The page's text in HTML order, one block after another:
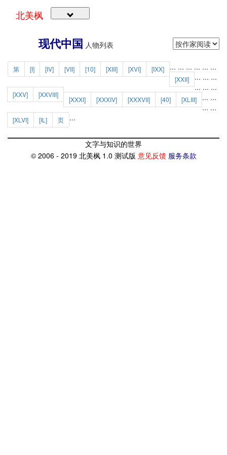
北美枫
现代中国 人物列表
第 [I] ...
[IV] ...
[VII] ...
[10] ...
[XIII] ...
[XVI] ...
[IXX]
...
[XXII] ...
[XXV]
...
[XXVIII]
...
[XXXI]
...
[XXXIV]
...
[XXXVII] ...
[40] ...
[XLIII]
...
[XLVI]
...
[IL] ...
页
文字与知识的世界
© 2006 - 2019 北美枫 1.0 测试版 意见反馈 服务条款